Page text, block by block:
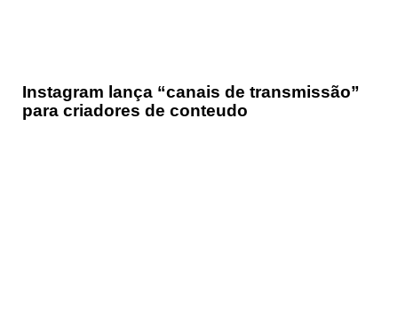
Instagram lança “canais de transmissão”
para criadores de conteudo